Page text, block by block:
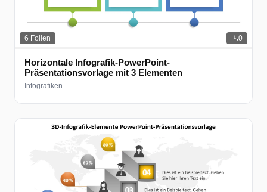
6 Folien 0
Horizontale Infografik-PowerPoint-
Präsentationsvorlage mit 3 Elementen
Infografiken